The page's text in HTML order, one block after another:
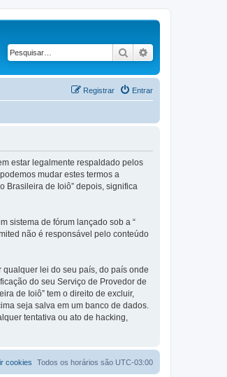
Pesquisar
Entrar
Registrar
estar legalmente respaldado pelos
mudar estes termos a
Brasileira de Ioiô” depois, significa
sistema de fórum lançado sob a “
não é responsável pelo conteúdo
lei do seu país, do país onde
do seu Serviço de Provedor de
de Ioiô” tem o direito de excluir,
seja salva em um banco de dados.
tentativa ou ato de hacking,
Todos os horários são UTC-03:00
cookies